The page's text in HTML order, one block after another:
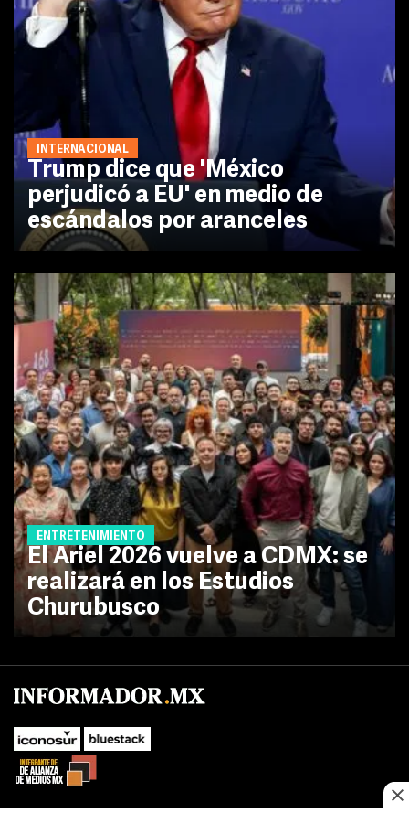
INTERNACIONAL
Trump dice que 'México
perjudicó a EU' en medio de
escándalos por aranceles
ENTRETENIMIENTO
El Ariel 2026 vuelve a CDMX: se
realizará en los Estudios
Churubusco